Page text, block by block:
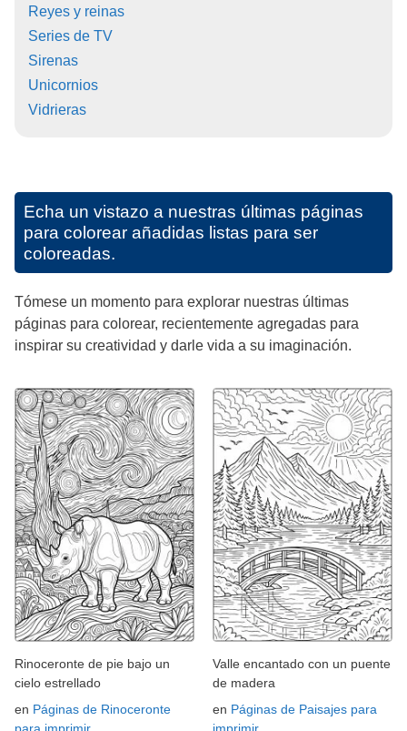
Reyes y reinas
Series de TV
Sirenas
Unicornios
Vidrieras
Echa un vistazo a nuestras últimas páginas
para colorear añadidas listas para ser
coloreadas.
Tómese un momento para explorar nuestras últimas
páginas para colorear, recientemente agregadas para
inspirar su creatividad y darle vida a su imaginación.
Rinoceronte de pie bajo un
cielo estrellado
en Páginas de Rinoceronte
Valle encantado con un puente
de madera
en Páginas de Paisajes para